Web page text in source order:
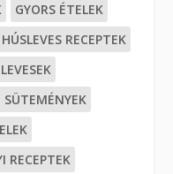
GYORS ÉTELEK
HÚSLEVES RECEPTEK
SÜTEMÉNYEK
RECEPTEK